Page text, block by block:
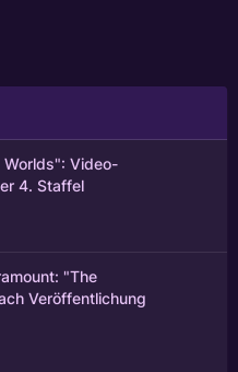
Worlds": Video-
4. Staffel
"The
Veröffentlichung